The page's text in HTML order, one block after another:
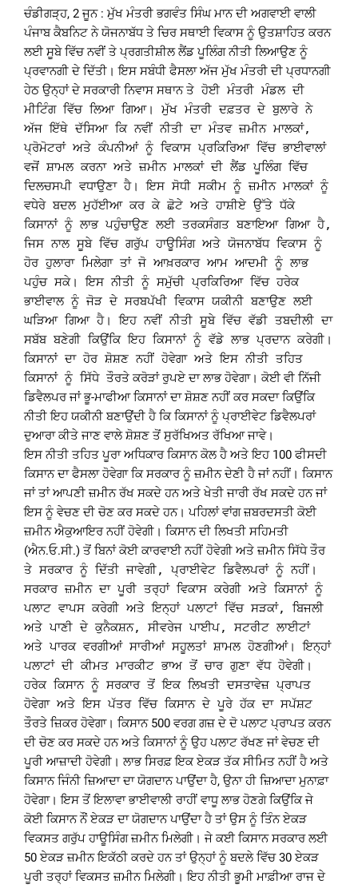
ਚੰਡੀਗੜ੍ਹ, 2 ਜੂਨ : ਮੁੱਖ ਮੰਤਰੀ ਭਗਵੰਤ ਸਿੰਘ ਮਾਨ ਦੀ ਅਗਵਾਈ ਵਾਲੀ
ਪੰਜਾਬ ਕੈਬਨਿਟ ਨੇ ਯੋਜਨਾਬੱਧ ਤੇ ਚਿਰ ਸਥਾਈ ਵਿਕਾਸ ਨੂੰ ਉਤਸ਼ਾਹਿਤ ਕਰਨ
ਲਈ ਸੂਬੇ ਵਿੱਚ ਨਵੀਂ ਤੇ ਪ੍ਰਗਤੀਸ਼ੀਲ ਲੈਂਡ ਪੂਲਿੰਗ ਨੀਤੀ ਲਿਆਉਣ ਨੂੰ
ਪ੍ਰਵਾਨਗੀ ਦੇ ਦਿੱਤੀ। ਇਸ ਸਬੰਧੀ ਫੈਸਲਾ ਅੱਜ ਮੁੱਖ ਮੰਤਰੀ ਦੀ ਪ੍ਰਧਾਨਗੀ
ਹੇਠ ਉਨ੍ਹਾਂ ਦੇ ਸਰਕਾਰੀ ਨਿਵਾਸ ਸਥਾਨਤੇ ਹੋਈ ਮੰਤਰੀ ਮੰਡਲ ਦੀ
ਮੀਟਿੰਗ ਵਿੱਚ ਲਿਆ ਗਿਆ। ਮੁੱਖ ਮੰਤਰੀ ਦਫ਼ਤਰ ਦੇ ਬੁਲਾਰੇ ਨੇ
ਅੱਜ ਇੱਥੇ ਦੱਸਿਆ ਕਿ ਨਵੀਂ ਨੀਤੀ ਦਾ ਮੰਤਵ ਜ਼ਮੀਨ ਮਾਲਕਾਂ,
ਪ੍ਰੋਮੋਟਰਾਂ ਅਤੇ ਕੰਪਨੀਆਂ ਨੂੰ ਵਿਕਾਸ ਪ੍ਰਕਿਰਿਆ ਵਿੱਚ ਭਾਈਵਾਲਾਂ
ਵਜੋਂ ਸ਼ਾਮਲ ਕਰਨਾ ਅਤੇ ਜ਼ਮੀਨ ਮਾਲਕਾਂ ਦੀ ਲੈਂਡ ਪੂਲਿੰਗ ਵਿੱਚ
ਦਿਲਚਸਪੀ ਵਧਾਉਣਾ ਹੈ। ਇਸ ਸੋਧੀ ਸਕੀਮ ਨੂੰ ਜ਼ਮੀਨ ਮਾਲਕਾਂ ਨੂੰ
ਵਧੇਰੇ ਬਦਲ ਮੁਹੱਈਆ ਕਰ ਕੇ ਛੋਟੇ ਅਤੇ ਹਾਸ਼ੀਏ ਉੱਤੇ ਧੱਕੇ
ਕਿਸਾਨਾਂ ਨੂੰ ਲਾਭ ਪਹੁੰਚਾਉਣ ਲਈ ਤਰਕਸੰਗਤ ਬਣਾਇਆ ਗਿਆ ਹੈ,
ਜਿਸ ਨਾਲ ਸੂਬੇ ਵਿੱਚ ਗਰੁੱਪ ਹਾਊਸਿੰਗ ਅਤੇ ਯੋਜਨਾਬੱਧ ਵਿਕਾਸ ਨੂੰ
ਹੋਰ ਹੁਲਾਰਾ ਮਿਲੇਗਾ ਤਾਂ ਜੋ ਆਖ਼ਰਕਾਰ ਆਮ ਆਦਮੀ ਨੂੰ ਲਾਭ
ਪਹੁੰਚ ਸਕੇ। ਇਸ ਨੀਤੀ ਨੂੰ ਸਮੁੱਚੀ ਪ੍ਰਕਿਰਿਆ ਵਿੱਚ ਹਰੇਕ
ਭਾਈਵਾਲ ਨੂੰ ਜੋੜ ਦੇ ਸਰਬਪੱਖੀ ਵਿਕਾਸ ਯਕੀਨੀ ਬਣਾਉਣ ਲਈ
ਘੜਿਆ ਗਿਆ ਹੈ। ਇਹ ਨਵੀਂ ਨੀਤੀ ਸੂਬੇ ਵਿੱਚ ਵੱਡੀ ਤਬਦੀਲੀ ਦਾ
ਸਬੱਬ ਬਣੇਗੀ ਕਿਉਂਕਿ ਇਹ ਕਿਸਾਨਾਂ ਨੂੰ ਵੱਡੇ ਲਾਭ ਪ੍ਰਦਾਨ ਕਰੇਗੀ।
ਕਿਸਾਨਾਂ ਦਾ ਹੋਰ ਸ਼ੋਸ਼ਣ ਨਹੀਂ ਹੋਵੇਗਾ ਅਤੇ ਇਸ ਨੀਤੀ ਤਹਿਤ
ਕਿਸਾਨਾਂ ਨੂੰ ਸਿੱਧੇ ਤੌਰਤੇ ਕਰੋੜਾਂ ਰੁਪਏ ਦਾ ਲਾਭ ਹੋਵੇਗਾ। ਕੋਈ ਵੀ ਨਿੱਜੀ
ਡਿਵੈਲਪਰ ਜਾਂ ਭੂ-ਮਾਫੀਆ ਕਿਸਾਨਾਂ ਦਾ ਸ਼ੋਸ਼ਣ ਨਹੀਂ ਕਰ ਸਕਦਾ ਕਿਉਂਕਿ
ਨੀਤੀ ਇਹ ਯਕੀਨੀ ਬਣਾਉਂਦੀ ਹੈ ਕਿ ਕਿਸਾਨਾਂ ਨੂੰ ਪ੍ਰਾਈਵੇਟ ਡਿਵੈਲਪਰਾਂ
ਦੁਆਰਾ ਕੀਤੇ ਜਾਣ ਵਾਲੇ ਸ਼ੋਸ਼ਣ ਤੋਂ ਸੁਰੱਖਿਅਤ ਰੱਖਿਆ ਜਾਵੇ।
ਇਸ ਨੀਤੀ ਤਹਿਤ ਪੂਰਾ ਅਧਿਕਾਰ ਕਿਸਾਨ ਕੋਲ ਹੈ ਅਤੇ ਇਹ 100 ਫੀਸਦੀ
ਕਿਸਾਨ ਦਾ ਫੈਸਲਾ ਹੋਵੇਗਾ ਕਿ ਸਰਕਾਰ ਨੂੰ ਜ਼ਮੀਨ ਦੇਣੀ ਹੈ ਜਾਂ ਨਹੀਂ। ਕਿਸਾਨ
ਜਾਂ ਤਾਂ ਆਪਣੀ ਜ਼ਮੀਨ ਰੱਖ ਸਕਦੇ ਹਨ ਅਤੇ ਖੇਤੀ ਜਾਰੀ ਰੱਖ ਸਕਦੇ ਹਨ ਜਾਂ
ਇਸ ਨੂੰ ਵੇਚਣ ਦੀ ਚੋਣ ਕਰ ਸਕਦੇ ਹਨ। ਪਹਿਲਾਂ ਵਾਂਗ ਜ਼ਬਰਦਸਤੀ ਕੋਈ
ਜ਼ਮੀਨ ਐਕੁਆਇਰ ਨਹੀਂ ਹੋਵੇਗੀ। ਕਿਸਾਨ ਦੀ ਲਿਖਤੀ ਸਹਿਮਤੀ
(ਐਨ.ਓ.ਸੀ.) ਤੋਂ ਬਿਨਾਂ ਕੋਈ ਕਾਰਵਾਈ ਨਹੀਂ ਹੋਵੇਗੀ ਅਤੇ ਜ਼ਮੀਨ ਸਿੱਧੇ ਤੌਰ
ਤੇ ਸਰਕਾਰ ਨੂੰ ਦਿੱਤੀ ਜਾਵੇਗੀ, ਪ੍ਰਾਈਵੇਟ ਡਿਵੈਲਪਰਾਂ ਨੂੰ ਨਹੀਂ।
ਸਰਕਾਰ ਜ਼ਮੀਨ ਦਾ ਪੂਰੀ ਤਰ੍ਹਾਂ ਵਿਕਾਸ ਕਰੇਗੀ ਅਤੇ ਕਿਸਾਨਾਂ ਨੂੰ
ਪਲਾਟ ਵਾਪਸ ਕਰੇਗੀ ਅਤੇ ਇਨ੍ਹਾਂ ਪਲਾਟਾਂ ਵਿੱਚ ਸੜਕਾਂ, ਬਿਜਲੀ
ਅਤੇ ਪਾਣੀ ਦੇ ਕੁਨੈਕਸ਼ਨ, ਸੀਵਰੇਜ ਪਾਈਪ, ਸਟਰੀਟ ਲਾਈਟਾਂ
ਅਤੇ ਪਾਰਕ ਵਰਗੀਆਂ ਸਾਰੀਆਂ ਸਹੂਲਤਾਂ ਸ਼ਾਮਲ ਹੋਣਗੀਆਂ। ਇਨ੍ਹਾਂ
ਪਲਾਟਾਂ ਦੀ ਕੀਮਤ ਮਾਰਕੀਟ ਭਾਅ ਤੋਂ ਚਾਰ ਗੁਣਾ ਵੱਧ ਹੋਵੇਗੀ।
ਹਰੇਕ ਕਿਸਾਨ ਨੂੰ ਸਰਕਾਰ ਤੋਂ ਇਕ ਲਿਖਤੀ ਦਸਤਾਵੇਜ਼ ਪ੍ਰਾਪਤ
ਹੋਵੇਗਾ ਅਤੇ ਇਸ ਪੱਤਰ ਵਿੱਚ ਕਿਸਾਨ ਦੇ ਪੂਰੇ ਹੱਕ ਦਾ ਸਪੱਸ਼ਟ
ਤੌਰਤੇ ਜ਼ਿਕਰ ਹੋਵੇਗਾ। ਕਿਸਾਨ 500 ਵਰਗ ਗਜ਼ ਦੇ ਦੋ ਪਲਾਟ ਪ੍ਰਾਪਤ ਕਰਨ
ਦੀ ਚੋਣ ਕਰ ਸਕਦੇ ਹਨ ਅਤੇ ਕਿਸਾਨਾਂ ਨੂੰ ਉਹ ਪਲਾਟ ਰੱਖਣ ਜਾਂ ਵੇਚਣ ਦੀ
ਪੂਰੀ ਆਜ਼ਾਦੀ ਹੋਵੇਗੀ। ਲਾਭ ਸਿਰਫ਼ ਇਕ ਏਕੜ ਤੱਕ ਸੀਮਿਤ ਨਹੀਂ ਹੈ ਅਤੇ
ਕਿਸਾਨ ਜਿੰਨੀ ਜ਼ਿਆਦਾ ਦਾ ਯੋਗਦਾਨ ਪਾਉਂਦਾ ਹੈ, ਉਨਾ ਹੀ ਜ਼ਿਆਦਾ ਮੁਨਾਫ਼ਾ
ਹੋਵੇਗਾ। ਇਸ ਤੋਂ ਇਲਾਵਾ ਭਾਈਵਾਲੀ ਰਾਹੀਂ ਵਾਧੂ ਲਾਭ ਹੋਣਗੇ ਕਿਉਂਕਿ ਜੇ
ਕੋਈ ਕਿਸਾਨ ਨੌਂ ਏਕੜ ਦਾ ਯੋਗਦਾਨ ਪਾਉਂਦਾ ਹੈ ਤਾਂ ਉਸ ਨੂੰ ਤਿੰਨ ਏਕੜ
ਵਿਕਸਤ ਗਰੁੱਪ ਹਾਊਸਿੰਗ ਜ਼ਮੀਨ ਮਿਲੇਗੀ। ਜੇ ਕਈ ਕਿਸਾਨ ਸਰਕਾਰ ਲਈ
50 ਏਕੜ ਜ਼ਮੀਨ ਇਕੱਠੀ ਕਰਦੇ ਹਨ ਤਾਂ ਉਨ੍ਹਾਂ ਨੂੰ ਬਦਲੇ ਵਿੱਚ 30 ਏਕੜ
ਪੂਰੀ ਤਰ੍ਹਾਂ ਵਿਕਸਤ ਜ਼ਮੀਨ ਮਿਲੇਗੀ। ਇਹ ਨੀਤੀ ਭੂਮੀ ਮਾਫ਼ੀਆ ਰਾਜ ਦੇ